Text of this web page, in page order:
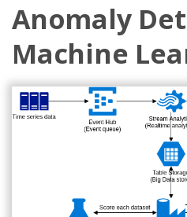
Anomaly
Machine